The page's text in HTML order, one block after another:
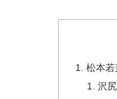
松本
沢